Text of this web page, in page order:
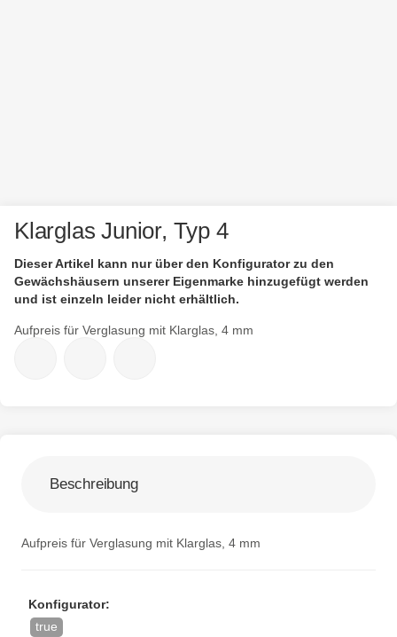
Klarglas Junior, Typ 4
Aufpreis für Verglasung mit Klarglas, 4 mm
Dieser Artikel kann nur über den Konfigurator zu den
Gewächshäusern unserer Eigenmarke hinzugefügt werden
und ist einzeln leider nicht erhältlich.
Beschreibung
Aufpreis für Verglasung mit Klarglas, 4 mm
Konfigurator:
true